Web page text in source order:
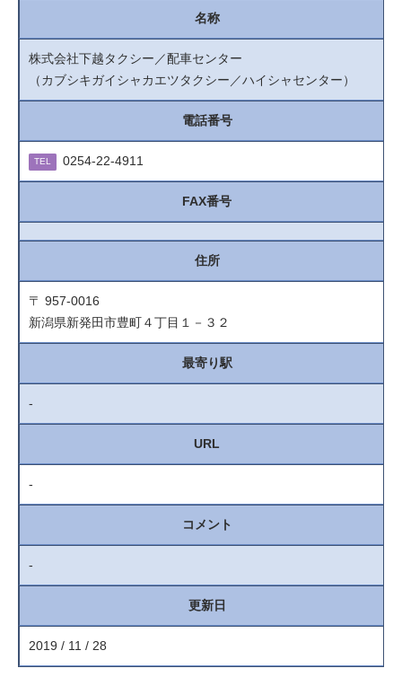
名称
株式会社下越タクシー／配車センター
（カブシキガイシャカエツタクシー／ハイシャセンター）
電話番号
TEL 0254-22-4911
FAX番号
住所
〒 957-0016
新潟県新発田市豊町４丁目１－３２
最寄り駅
-
URL
-
コメント
-
更新日
2019 / 11 / 28